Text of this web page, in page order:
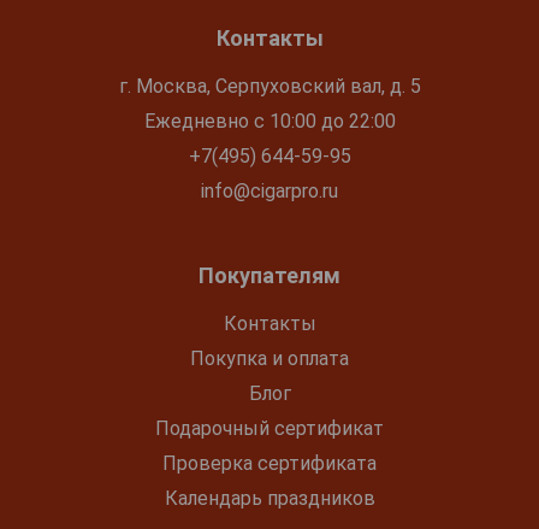
Контакты
г. Москва, Серпуховский вал, д. 5
Ежедневно с 10:00 до 22:00
+7(495) 644-59-95
info@cigarpro.ru
Покупателям
Контакты
Покупка и оплата
Блог
Подарочный сертификат
Проверка сертификата
Календарь праздников